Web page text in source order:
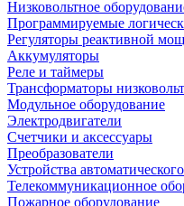
Низковольтное
Программируемые
Регуляторы реактивной
Аккумуляторы
Реле и таймеры
Трансформаторы
Модульное оборудование
Электродвигатели
Счетчики и аксессуары
Преобразователи
Устройства
Телекоммуникационное
Пожарное оборудование